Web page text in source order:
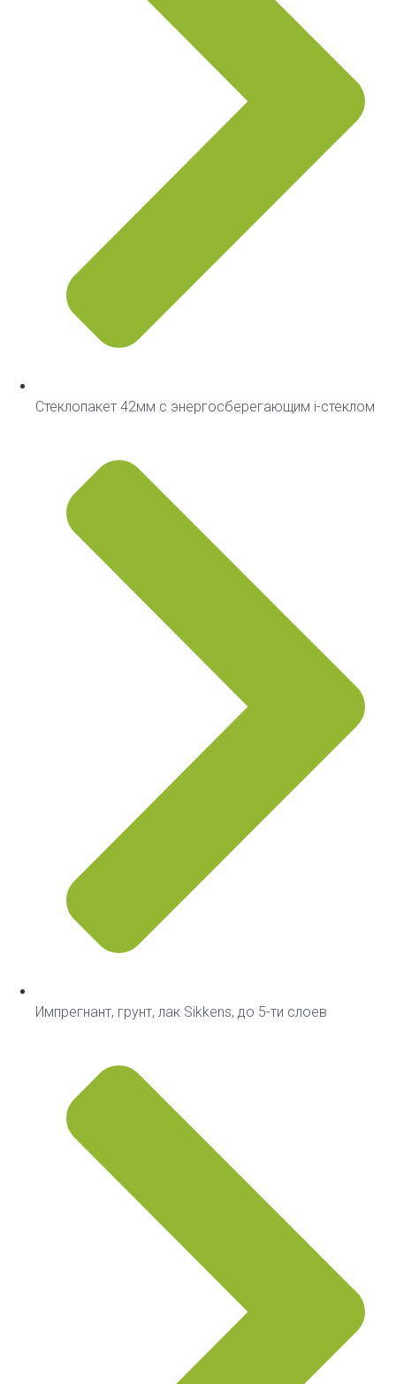
Стеклопакет 42мм с энергосберегающим i-стеклом
Импрегнант, грунт, лак Sikkens, до 5-ти слоев